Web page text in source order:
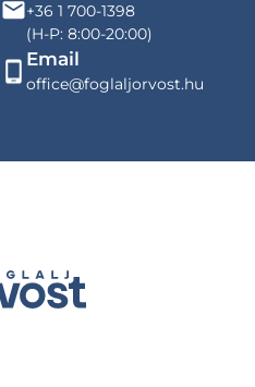
+36 1 700-1398
(H-P: 8:00-20:00)
Email
office@foglaljorvost.hu